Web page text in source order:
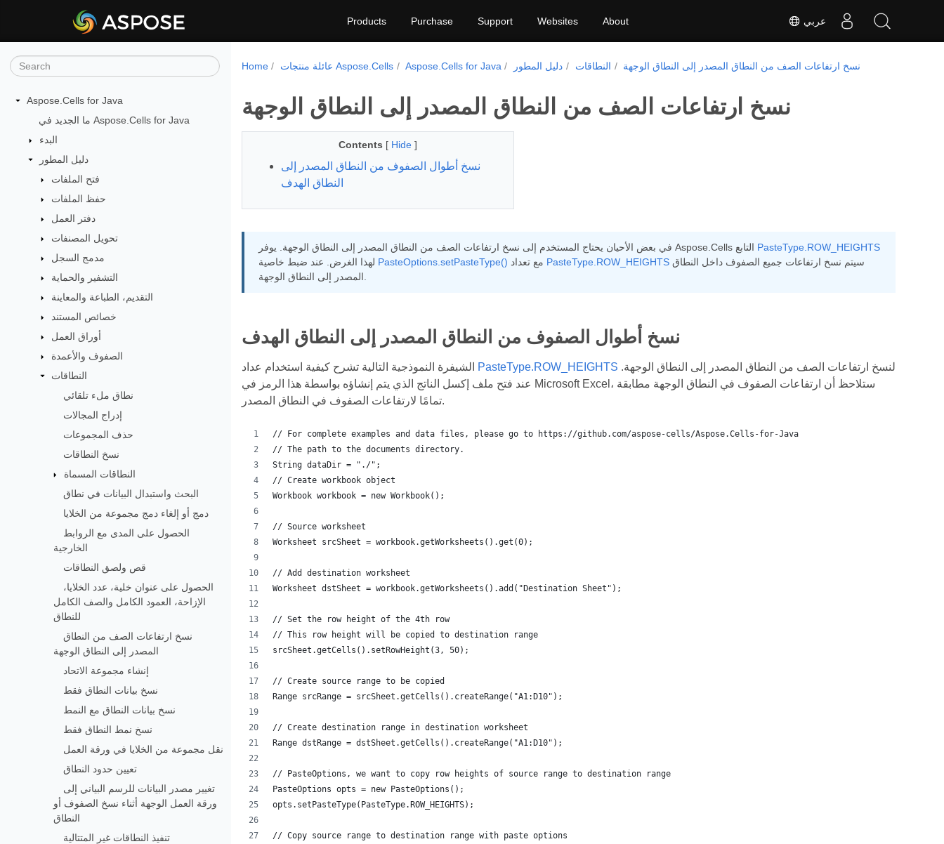
عربي Products Purchase Support Websites About
Aspose.Cells for Java
ما الجديد في Aspose.Cells for Java
البدء
دليل المطور
فتح الملفات
حفظ الملفات
دفتر العمل
تحويل المصنفات
مدمج السجل
التشفير والحماية
التقديم، الطباعة والمعاينة
خصائص المستند
أوراق العمل
الصفوف والأعمدة
النطاقات
نطاق ملء تلقائي
إدراج المجالات
حذف المجموعات
نسخ النطاقات
النطاقات المسماة
البحث واستبدال البيانات في نطاق
دمج أو إلغاء دمج مجموعة من الخلايا
الحصول على المدى مع الروابط
الخارجية
قص ولصق النطاقات
الحصول على عنوان خلية، عدد الخلايا،
الإزاحة، العمود الكامل والصف الكامل
للنطاق
نسخ ارتفاعات الصف من النطاق
المصدر إلى النطاق الوجهة
إنشاء مجموعة الاتحاد
نسخ بيانات النطاق فقط
نسخ بيانات النطاق مع النمط
نسخ نمط النطاق فقط
نقل مجموعة من الخلايا في ورقة العمل
تعيين حدود النطاق
تغيير مصدر البيانات للرسم البياني إلى
ورقة العمل الوجهة أثناء نسخ الصفوف أو
النطاق
تنفيذ النطاقات غير المتتالية
Home عائلة منتجات Aspose.Cells Aspose.Cells for Java دليل المطور النطاقات نسخ ارتفاعات الصف من النطاق المصدر إلى النطاق الوجهة
نسخ ارتفاعات الصف من النطاق المصدر إلى النطاق الوجهة
Contents [ Hide ]
نسخ أطوال الصفوف من النطاق المصدر إلى
النطاق الهدف
PasteType.ROW_HEIGHTS
PasteOptions.setPasteType() PasteType.ROW_HEIGHTSسيتم نسخ ارتفاعات جميع الصفوف داخل النطاق
نسخ أطوال الصفوف من النطاق المصدر إلى النطاق الهدف
PasteType.ROW_HEIGHTS
عند فتح ملف إكسل الناتج الذي يتم إنشاؤه بواسطة هذا الرمز في Microsoft Excel، ستلاحظ أن ارتفاعات الصفوف في النطاق الوجهة مطابقة
تمامًا لارتفاعات الصفوف في النطاق المصدر.
// For complete examples and data files, please go to https://github.com/aspose-cells/Aspose.Cells-for-Java
// The path to the documents directory.
String dataDir = "./";
// Create workbook object
Workbook workbook = new Workbook();
// Source worksheet
Worksheet srcSheet = workbook.getWorksheets().get(0);
// Add destination worksheet
Worksheet dstSheet = workbook.getWorksheets().add("Destination Sheet");
// Set the row height of the 4th row
// This row height will be copied to destination range
srcSheet.getCells().setRowHeight(3, 50);
// Create source range to be copied
Range srcRange = srcSheet.getCells().createRange("A1:D10");
// Create destination range in destination worksheet
Range dstRange = dstSheet.getCells().createRange("A1:D10");
// PasteOptions, we want to copy row heights of source range to destination range
PasteOptions opts = new PasteOptions();
opts.setPasteType(PasteType.ROW_HEIGHTS);
// Copy source range to destination range with paste options